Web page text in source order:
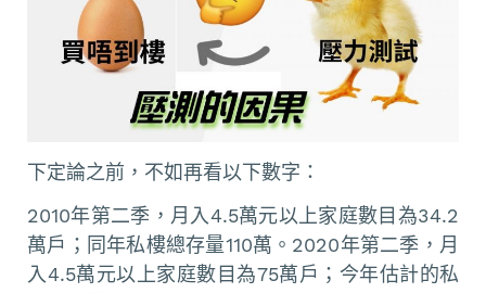
下定論之前，不如再看以下數字：
2010年第二季，月入4.5萬元以上家庭數目為34.2
萬戶；同年私樓總存量110萬。2020年第二季，月
入4.5萬元以上家庭數目為75萬戶；今年估計的私